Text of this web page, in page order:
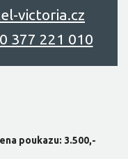
victоriа.cz
377 221 010
poukazu: 3.500,-